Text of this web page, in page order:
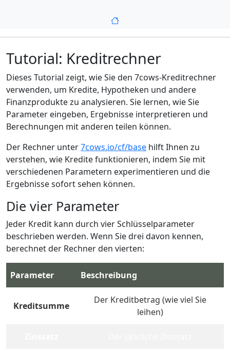
Tutorial: Kreditrechner
Dieses Tutorial zeigt, wie Sie den 7cows-Kreditrechner
verwenden, um Kredite, Hypotheken und andere
Finanzprodukte zu analysieren. Sie lernen, wie Sie
Parameter eingeben, Ergebnisse interpretieren und
Berechnungen mit anderen teilen können.
Der Rechner unter7cows.io/cf/base hilft Ihnen zu
verstehen, wie Kredite funktionieren, indem Sie mit
verschiedenen Parametern experimentieren und die
Ergebnisse sofort sehen können.
Die vier Parameter
Jeder Kredit kann durch vier Schlüsselparameter
beschrieben werden. Wenn Sie drei davon kennen,
berechnet der Rechner den vierten:
Parameter Beschreibung
Kreditsumme
Der Kreditbetrag (wie viel Sie
leihen)